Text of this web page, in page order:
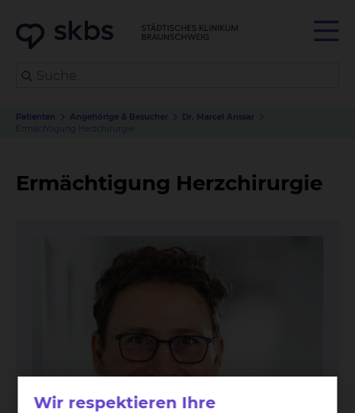
Patienten Angehörige & Besucher
Dr. Marcel Anssar
Ermächtigung Herzchirurgie
Ermächtigung Herzchirurgie
Wir respektieren Ihre